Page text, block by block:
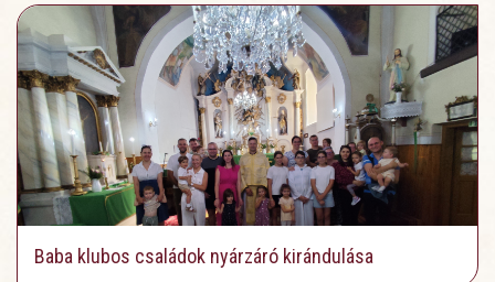
Baba klubos családok nyárzáró kirándulása